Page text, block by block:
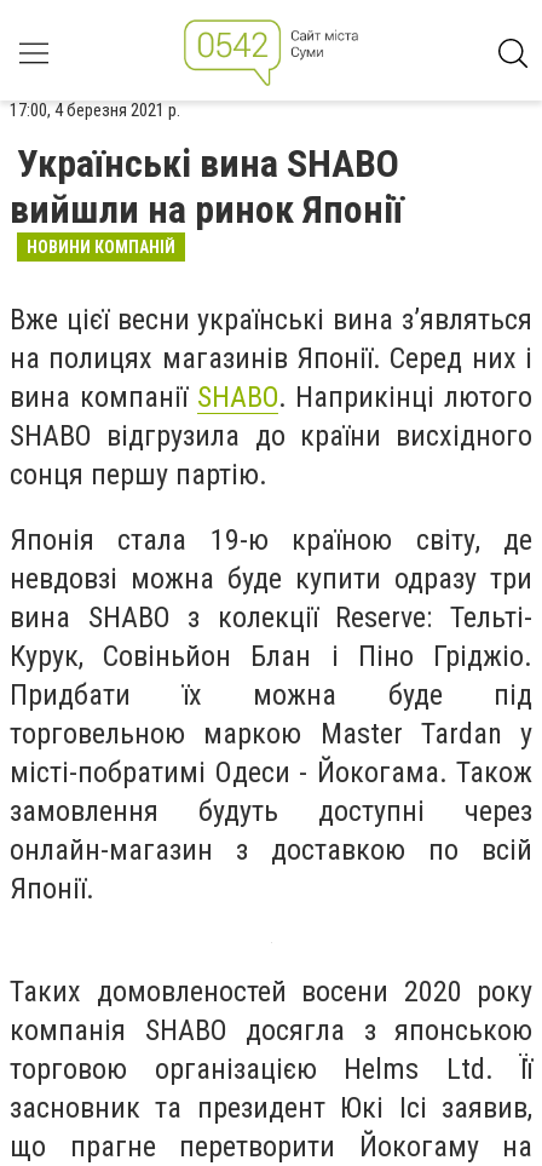
17:00, 4 березня 2021 р.
Українські вина SHABO
вийшли на ринок Японії
НОВИНИ КОМПАНІЙ
Вже цієї весни українські вина з’являться
на полицях магазинів Японії. Серед них і
вина компанії SHABO. Наприкінці лютого
SHABO відгрузила до країни висхідного
сонця першу партію.
Японія стала 19-ю країною світу, де
невдовзі можна буде купити одразу три
вина SHABO з колекції Reserve: Тельті-
Курук, Совіньйон Блан і Піно Гріджіо.
Придбати їх можна буде під
торговельною маркою Master Tardan у
місті-побратимі Одеси - Йокогама. Також
замовлення будуть доступні через
онлайн-магазин з доставкою по всій
Японії.
Таких домовленостей восени 2020 року
компанія SHABO досягла з японською
торговою організацією Helms Ltd. Її
засновник та президент Юкі Ісі заявив,
що прагне перетворити Йокогаму на